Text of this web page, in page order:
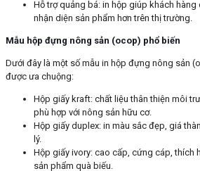
Hỗ trợ quảng bá: in hộp giúp khách hàng
nhận diện sản phẩm hơn trên thị trường.
Mẫu hộp đựng nông sản (ocop) phổ biến
Dưới đây là một số mẫu in hộp đựng nông sản
được ưa chuộng:
Hộp giấy kraft: chất liệu thân thiện môi
phù hợp với nông sản hữu cơ.
Hộp giấy duplex: in màu sắc đẹp, giá
lý.
Hộp giấy ivory: cao cấp, cứng cáp, thích
sản phẩm quà biếu.